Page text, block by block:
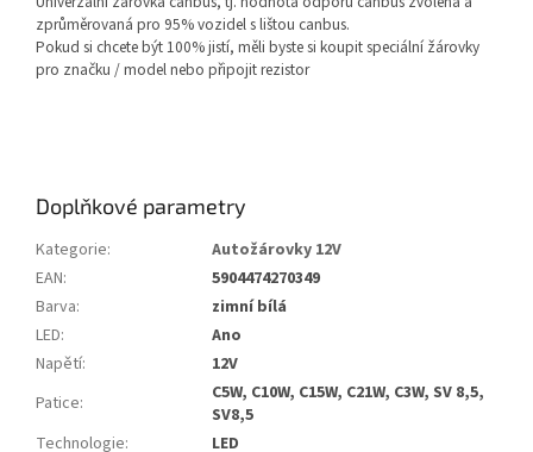
zprůměrovaná pro 95% vozidel s lištou canbus.
Pokud si chcete být 100% jistí, měli byste si koupit speciální žárovky
pro značku / model nebo připojit rezistor
Doplňkové parametry
Kategorie:
Autožárovky 12V
EAN:
5904474270349
Barva:
zimní bílá
LED:
Ano
Napětí:
12V
Patice:
C5W, C10W, C15W, C21W, C3W, SV 8,5,
SV8,5
Technologie: LED